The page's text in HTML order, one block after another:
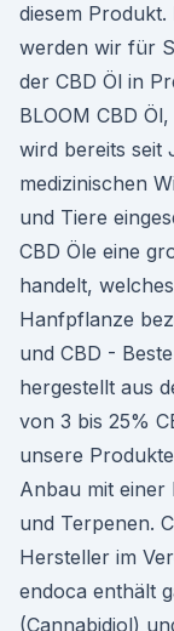
diesem Produkt.
werden wir für
der CBD Öl in
BLOOM CBD
wird bereits seit
medizinischen
und Tiere
CBD Öle eine
handelt,
Hanfpflanze
und CBD -
hergestellt aus
von 3 bis 25%
unsere
Anbau mit einer
und Terpenen.
Hersteller im
endoca enthält
(Cannabidiol)